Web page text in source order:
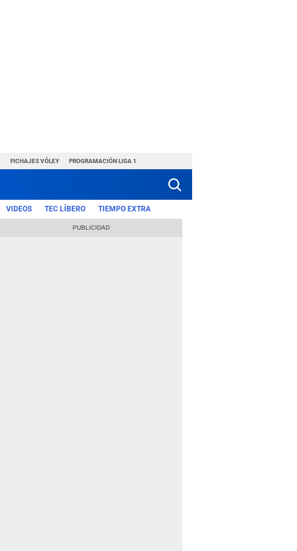
FICHAJES VÓLEY PROGRAMACIÓN LIGA 1
VIDEOS TEC LÍBERO TIEMPO EXTRA